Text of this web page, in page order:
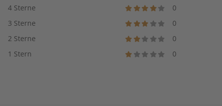
4 Sterne
0
3 Sterne
0
2 Sterne
0
1 Stern
0